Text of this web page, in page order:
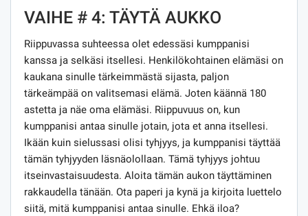
VAIHE # 4: TÄYTÄ AUKKO
Riippuvassa suhteessa olet edessäsi kumppanisi
kanssa ja selkäsi itsellesi. Henkilökohtainen elämäsi on
kaukana sinulle tärkeimmästä sijasta, paljon
tärkeämpää on valitsemasi elämä. Joten käännä 180
astetta ja näe oma elämäsi. Riippuvuus on, kun
kumppanisi antaa sinulle jotain, jota et anna itsellesi.
Ikään kuin sielussasi olisi tyhjyys, ja kumppanisi täyttää
tämän tyhjyyden läsnäolollaan. Tämä tyhjyys johtuu
itseinvastaisuudesta. Aloita tämän aukon täyttäminen
rakkaudella tänään. Ota paperi ja kynä ja kirjoita luettelo
siitä, mitä kumppanisi antaa sinulle. Ehkä iloa?